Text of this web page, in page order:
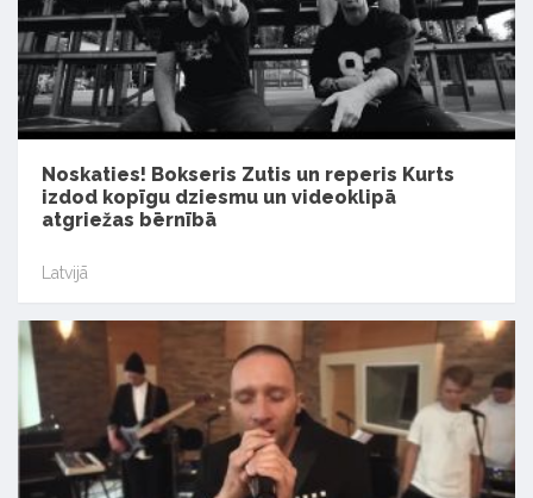
Noskaties! Bokseris Zutis un reperis Kurts
izdod kopīgu dziesmu un videoklipā
atgriežas bērnībā
Latvijā